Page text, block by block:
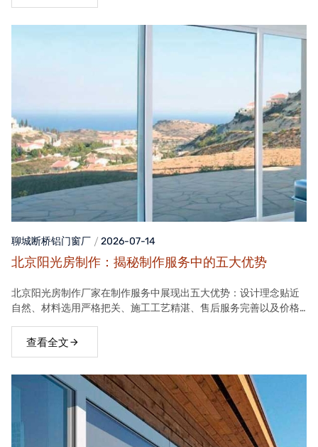
聊城断桥铝门窗厂 2026-07-14
北京阳光房制作：揭秘制作服务中的五大优势
北京阳光房制作厂家在制作服务中展现出五大优势：设计理念贴近
自然、材料选用严格把关、施工工艺精湛、售后服务完善以及价格
查看全文